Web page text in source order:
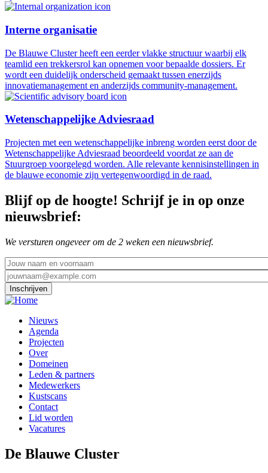
Interne organisatie
De Blauwe Cluster heeft een eerder vlakke structuur waarbij elk
teamlid een trekkersrol kan opnemen voor bepaalde dossiers. Er
wordt een duidelijk onderscheid gemaakt tussen enerzijds
innovatiemanagement en anderzijds community-management.
Wetenschappelijke Adviesraad
Projecten met een wetenschappelijke inbreng worden eerst door de
Wetenschappelijke Adviesraad beoordeeld voordat ze aan de
Stuurgroep voorgelegd worden. Alle relevante kennisinstellingen in
de blauwe economie zijn vertegenwoordigd in de raad.
Blijf op de hoogte! Schrijf je in op onze
nieuwsbrief:
We versturen ongeveer om de 2 weken een nieuwsbrief.
E-
mail
Footer
menu
Nieuws
Agenda
Projecten
Over
Domeinen
Leden & partners
Medewerkers
Kustscans
Contact
Lid worden
Vacatures
De Blauwe Cluster